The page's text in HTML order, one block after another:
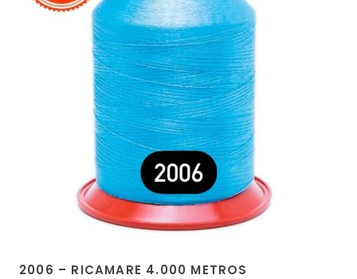
2006 – RICAMARE 4.000 METROS